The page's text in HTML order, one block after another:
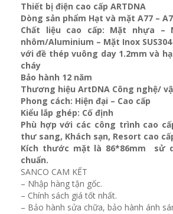
Thiết bị điện cao cấp ARTDNA
Dòng sản phẩm Hạt và mặt A77 –
Chất liệu cao cấp: Mặt nhựa –
nhôm/Aluminium – Mặt Inox
với đề thép vuông day 1.2mm và
cháy
Bảo hành 12 năm
Thương hiệu ArtDNA Công nghệ/
Phong cách: Hiện đại – Cao cấp
Kiểu lắp ghép: Cố định
Phù hợp với các công trình cao
thư sang, Khách sạn, Resort cao
Kích thước mặt là 86*86mm sử
chuẩn.
SANCO CAM KẾT
– Nhập hàng tận gốc.
– Chính sách giá tốt nhất.
– Bảo hành sửa chữa, bảo hành ánh